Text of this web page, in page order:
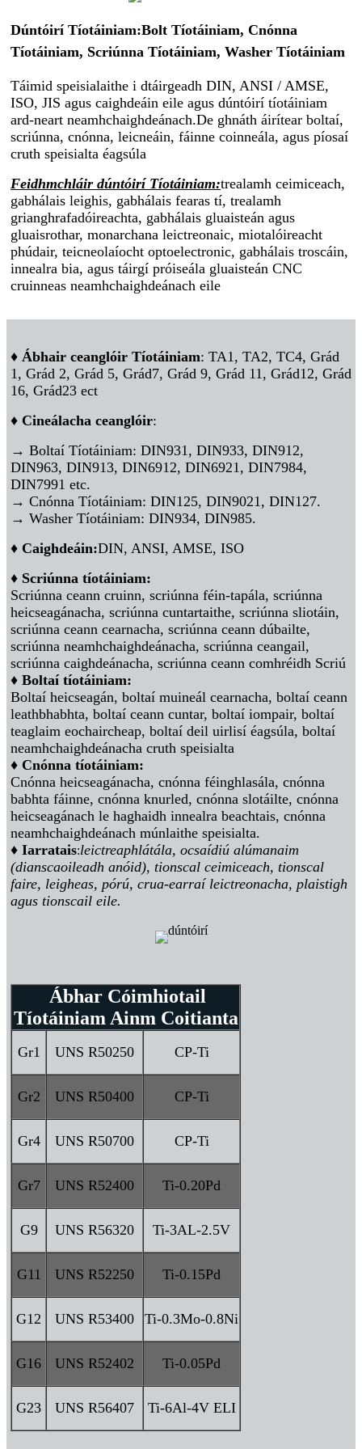
Dúntóirí Tíotáiniam:Bolt Tíotáiniam, Cnónna
Tíotáiniam, Scriúnna Tíotáiniam, Washer Tíotáiniam
Táimid speisialaithe i dtáirgeadh DIN, ANSI / AMSE,
ISO, JIS agus caighdeáin eile agus dúntóirí tíotáiniam
ard-neart neamhchaighdeánach.De ghnáth áirítear boltaí,
scriúnna, cnónna, leicneáin, fáinne coinneála, agus píosaí
cruth speisialta éagsúla
Feidhmchláir dúntóirí Tíotáiniam:trealamh ceimiceach,
gabhálais leighis, gabhálais fearas tí, trealamh
grianghrafadóireachta, gabhálais gluaisteán agus
gluaisrothar, monarchana leictreonaic, miotalóireacht
phúdair, teicneolaíocht optoelectronic, gabhálais troscáin,
innealra bia, agus táirgí próiseála gluaisteán CNC
cruinneas neamhchaighdeánach eile
♦ Ábhair ceanglóir Tíotáiniam: TA1, TA2, TC4, Grád
1, Grád 2, Grád 5, Grád7, Grád 9, Grád 11, Grád12, Grád
16, Grád23 ect
♦ Cineálacha ceanglóir:
→ Boltaí Tíotáiniam: DIN931, DIN933, DIN912,
DIN963, DIN913, DIN6912, DIN6921, DIN7984,
DIN7991 etc.
→ Cnónna Tíotáiniam: DIN125, DIN9021, DIN127.
→ Washer Tíotáiniam: DIN934, DIN985.
♦ Caighdeáin:DIN, ANSI, AMSE, ISO
♦ Scriúnna tíotáiniam:
Scriúnna ceann cruinn, scriúnna féin-tapála, scriúnna
heicseagánacha, scriúnna cuntartaithe, scriúnna sliotáin,
scriúnna ceann cearnacha, scriúnna ceann dúbailte,
scriúnna neamhchaighdeánacha, scriúnna ceangail,
scriúnna caighdeánacha, scriúnna ceann comhréidh Scriú
♦ Boltaí tíotáiniam:
Boltaí heicseagán, boltaí muineál cearnacha, boltaí ceann
leathbhabhta, boltaí ceann cuntar, boltaí iompair, boltaí
teaglaim eochaircheap, boltaí deil uirlisí éagsúla, boltaí
neamhchaighdeánacha cruth speisialta
♦ Cnónna tíotáiniam:
Cnónna heicseagánacha, cnónna féinghlasála, cnónna
babhta fáinne, cnónna knurled, cnónna slotáilte, cnónna
heicseagánach le haghaidh innealra beachtais, cnónna
neamhchaighdeánach múnlaithe speisialta.
♦ Iarratais:leictreaphlátála, ocsaídiú alúmanaim
(dianscaoileadh anóid), tionscal ceimiceach, tionscal
faire, leigheas, pórú, crua-earraí leictreonacha, plaistigh
agus tionscail eile.
Ábhar Cóimhiotail
Tíotáiniam Ainm Coitianta
Gr1 UNS R50250 CP-Ti
Gr2 UNS R50400 CP-Ti
Gr4 UNS R50700 CP-Ti
Gr7 UNS R52400 Ti-0.20Pd
G9 UNS R56320 Ti-3AL-2.5V
G11 UNS R52250 Ti-0.15Pd
G12 UNS R53400 Ti-0.3Mo-0.8Ni
G16 UNS R52402 Ti-0.05Pd
G23 UNS R56407 Ti-6Al-4V ELI